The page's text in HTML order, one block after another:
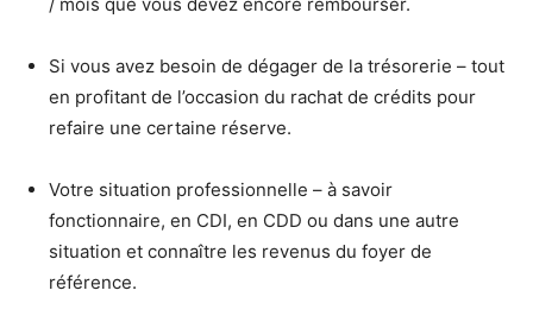
Si vous avez besoin de dégager de la trésorerie – tout
en profitant de l’occasion du rachat de crédits pour
refaire une certaine réserve.
Votre situation professionnelle – à savoir
fonctionnaire, en CDI, en CDD ou dans une autre
situation et connaître les revenus du foyer de
référence.